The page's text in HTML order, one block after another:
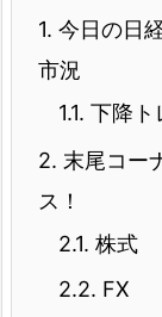
1. 今日の日
市況
1.1. 下降ト
2. 末尾コー
ス！
2.1. 株式
2.2. FX